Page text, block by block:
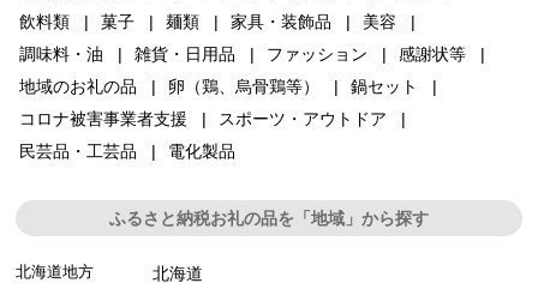
飲料類
菓子 麺類 家具・装飾品
美容
調味料・油
雑貨・日用品 ファッション
感謝状等
地域のお礼の品
卵（鶏、烏骨鶏等）
鍋セット
コロナ被害事業者支援
スポーツ・アウトドア
民芸品・工芸品
電化製品
ふるさと納税お礼の品を「地域」から探す
北海道地方 北海道